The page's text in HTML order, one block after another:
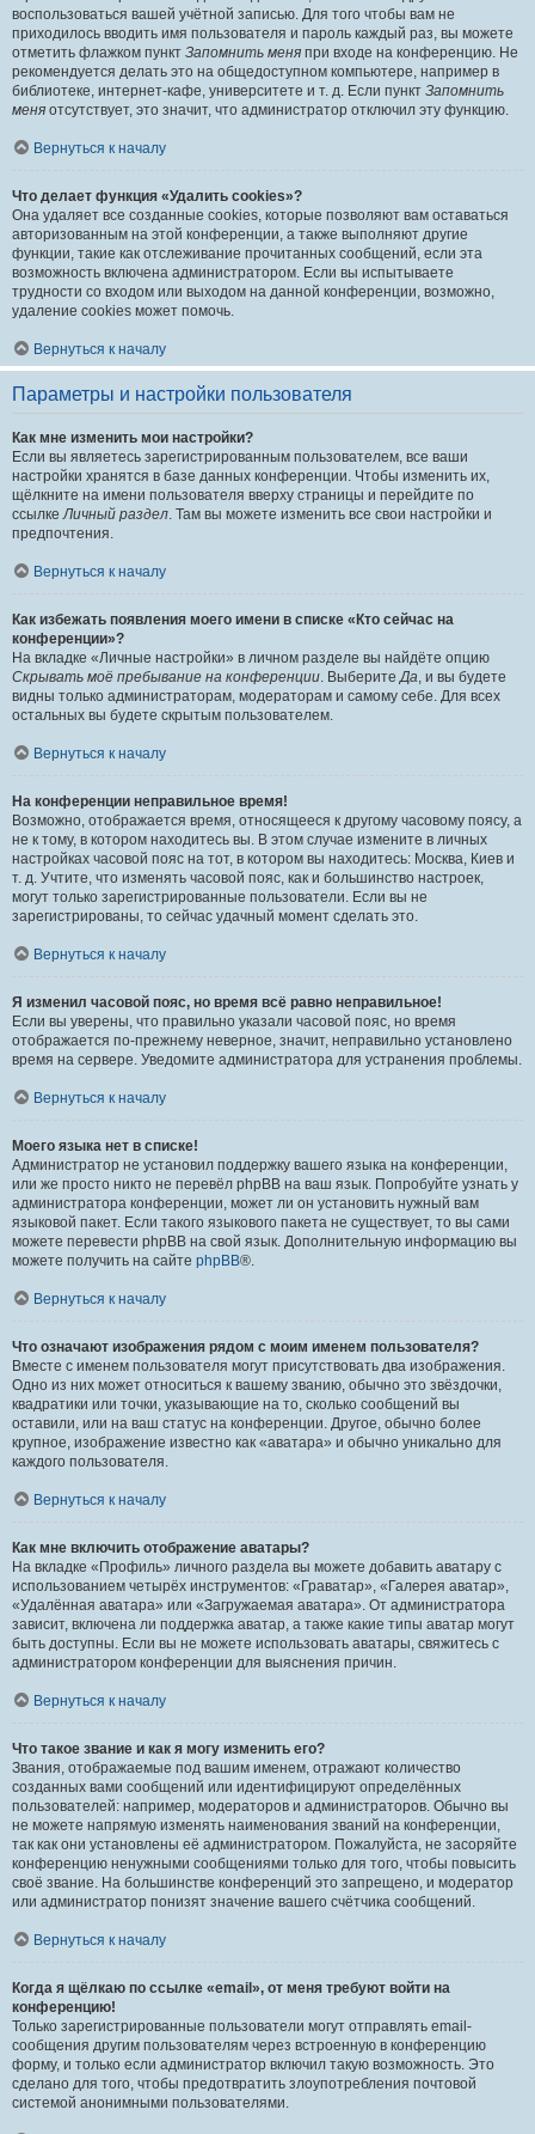
воспользоваться вашей учётной записью. Для того чтобы вам не
приходилось вводить имя пользователя и пароль каждый раз, вы можете
отметить флажком пункт Запомнить меня при входе на конференцию. Не
рекомендуется делать это на общедоступном компьютере, например в
библиотеке, интернет-кафе, университете и т. д. Если пункт Запомнить
меня отсутствует, это значит, что администратор отключил эту функцию.
Вернуться к началу
Что делает функция «Удалить cookies»?
Она удаляет все созданные cookies, которые позволяют вам оставаться
авторизованным на этой конференции, а также выполняют другие
функции, такие как отслеживание прочитанных сообщений, если эта
возможность включена администратором. Если вы испытываете
трудности со входом или выходом на данной конференции, возможно,
удаление cookies может помочь.
Вернуться к началу
Параметры и настройки пользователя
Как мне изменить мои настройки?
Если вы являетесь зарегистрированным пользователем, все ваши
настройки хранятся в базе данных конференции. Чтобы изменить их,
щёлкните на имени пользователя вверху страницы и перейдите по
ссылкеЛичный раздел. Там вы можете изменить все свои настройки и
предпочтения.
Вернуться к началу
Как избежать появления моего имени в списке «Кто сейчас на
конференции»?
На вкладке «Личные настройки» в личном разделе вы найдёте опцию
Скрывать моё пребывание на конференции. ВыберитеДа, и вы будете
видны только администраторам, модераторам и самому себе. Для всех
остальных вы будете скрытым пользователем.
Вернуться к началу
На конференции неправильное время!
Возможно, отображается время, относящееся к другому часовому поясу, а
не к тому, в котором находитесь вы. В этом случае измените в личных
настройках часовой пояс на тот, в котором вы находитесь: Москва, Киев и
т. д. Учтите, что изменять часовой пояс, как и большинство настроек,
могут только зарегистрированные пользователи. Если вы не
зарегистрированы, то сейчас удачный момент сделать это.
Вернуться к началу
Я изменил часовой пояс, но время всё равно неправильное!
Если вы уверены, что правильно указали часовой пояс, но время
отображается по-прежнему неверное, значит, неправильно установлено
время на сервере. Уведомите администратора для устранения проблемы.
Вернуться к началу
Моего языка нет в списке!
Администратор не установил поддержку вашего языка на конференции,
или же просто никто не перевёл phpBB на ваш язык. Попробуйте узнать у
администратора конференции, может ли он установить нужный вам
языковой пакет. Если такого языкового пакета не существует, то вы сами
можете перевести phpBB на свой язык. Дополнительную информацию вы
можете получить на сайте phpBB®.
Вернуться к началу
Что означают изображения рядом с моим именем пользователя?
Вместе с именем пользователя могут присутствовать два изображения.
Одно из них может относиться к вашему званию, обычно это звёздочки,
квадратики или точки, указывающие на то, сколько сообщений вы
оставили, или на ваш статус на конференции. Другое, обычно более
крупное, изображение известно как «аватара» и обычно уникально для
каждого пользователя.
Вернуться к началу
Как мне включить отображение аватары?
На вкладке «Профиль» личного раздела вы можете добавить аватару с
использованием четырёх инструментов: «Граватар», «Галерея аватар»,
«Удалённая аватара» или «Загружаемая аватара». От администратора
зависит, включена ли поддержка аватар, а также какие типы аватар могут
быть доступны. Если вы не можете использовать аватары, свяжитесь с
администратором конференции для выяснения причин.
Вернуться к началу
Что такое звание и как я могу изменить его?
Звания, отображаемые под вашим именем, отражают количество
созданных вами сообщений или идентифицируют определённых
пользователей: например, модераторов и администраторов. Обычно вы
не можете напрямую изменять наименования званий на конференции,
так как они установлены её администратором. Пожалуйста, не засоряйте
конференцию ненужными сообщениями только для того, чтобы повысить
своё звание. На большинстве конференций это запрещено, и модератор
или администратор понизят значение вашего счётчика сообщений.
Вернуться к началу
Когда я щёлкаю по ссылке «email», от меня требуют войти на
конференцию!
Только зарегистрированные пользователи могут отправлять email-
сообщения другим пользователям через встроенную в конференцию
форму, и только если администратор включил такую возможность. Это
сделано для того, чтобы предотвратить злоупотребления почтовой
системой анонимными пользователями.